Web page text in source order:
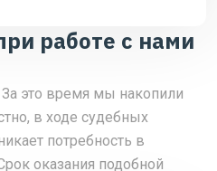
работе с нами
это время мы накопили
в ходе судебных
потребность в
оказания подобной